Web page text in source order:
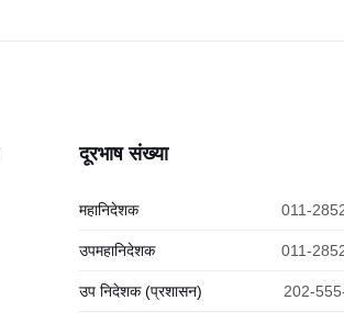
दूरभाष संख्या
महानिदेशक 011-
उपमहानिदेशक 011-
उप निदेशक (प्रशासन) 202-